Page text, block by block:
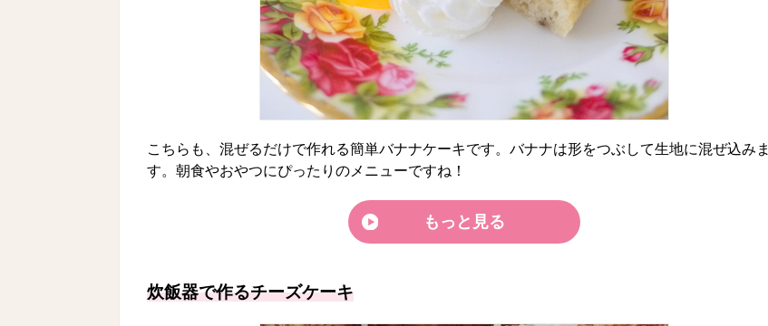
こちらも、混ぜるだけで作れる簡単バナナケーキです。バナナは形をつぶして生地に混ぜ込みま
す。朝食やおやつにぴったりのメニューですね！
もっと見る
炊飯器で作るチーズケーキ